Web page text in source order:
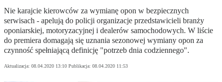
Nie karajcie kierowców za wymianę opon w bezpiecznych
serwisach - apelują do policji organizacje przedstawicieli branży
oponiarskiej, motoryzacyjnej i dealerów samochodowych. W liście
do premiera domagają się uznania sezonowej wymiany opon za
czynność spełniającą definicję "potrzeb dnia codziennego".
Aktualizacja: 08.04.2020 13:10 Publikacja: 08.04.2020 11:53